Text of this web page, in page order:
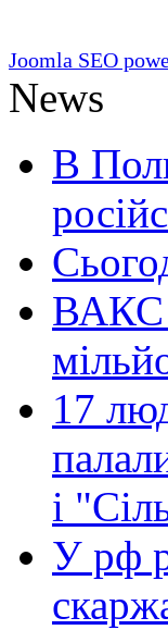
Joomla SEO
News
В
ВАКС
17
і
У рф